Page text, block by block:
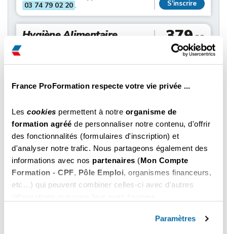
France ProFormation respecte votre vie privée ...
Les cookies permettent à notre organisme de
formation agréé de personnaliser notre contenu, d'offrir
des fonctionnalités (formulaires d'inscription) et
d'analyser notre trafic. Nous partageons également des
informations avec nos partenaires (Mon Compte
Formation - CPF, Pôle Emploi, organismes financeurs,
etc…) qui peuvent combiner celles-ci avec d'autres
Autoriser tous les cookies", vous
Paramètres
03 74 79 02 20 . S'inscrire
Hygiène Alimentaire
03 74 79 02 20 .
379 .00
€ Net
S'inscrire
Permis d'Exploitation
du 26 au 28 Octobre 2026
20 heures (3 jours)
Il reste encore des places
Pour vous inscrire, appelez-nous au
03 74 79 02 20 .
459.00
€ Net
S'inscrire
Hygiène Alimentaire 379.00